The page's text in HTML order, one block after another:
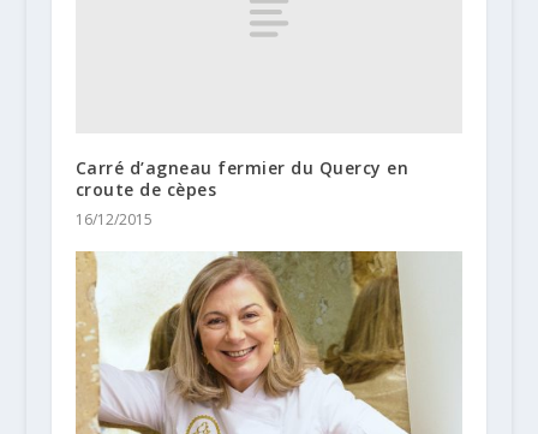
Carré d’agneau fermier du Quercy en
croute de cèpes
16/12/2015